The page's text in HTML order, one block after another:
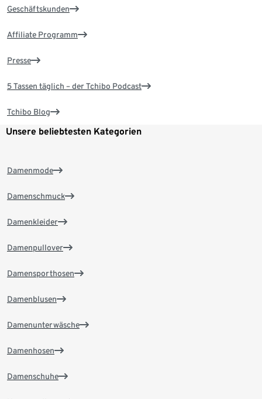
Geschäftskunden
Affiliate Programm
Presse
5 Tassen täglich – der Tchibo Podcast
Tchibo Blog
Unsere beliebtesten Kategorien
Damenmode
Damenschmuck
Damenkleider
Damenpullover
Damensporthosen
Damenblusen
Damenunterwäsche
Damenhosen
Damenschuhe